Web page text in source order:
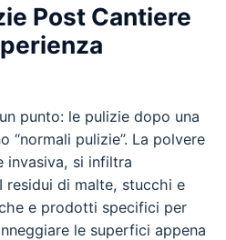
Post Cantiere
punto: le pulizie dopo una
“normali pulizie”. La polvere
invasiva, si infiltra
residui di malte, stucchi e
e prodotti specifici per
le superfici appena